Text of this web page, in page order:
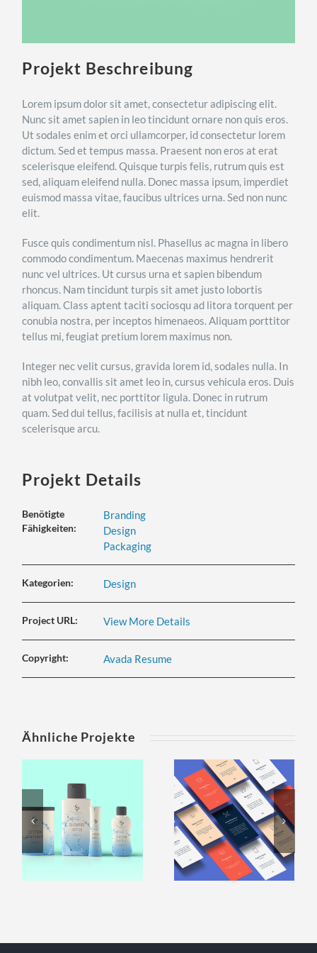
Projekt Beschreibung
Lorem ipsum dolor sit amet, consectetur adipiscing elit.
Nunc sit amet sapien in leo tincidunt ornare non quis eros.
Ut sodales enim et orci ullamcorper, id consectetur lorem
dictum. Sed et tempus massa. Praesent non eros at erat
scelerisque eleifend. Quisque turpis felis, rutrum quis est
sed, aliquam eleifend nulla. Donec massa ipsum, imperdiet
euismod massa vitae, faucibus ultrices urna. Sed non nunc
elit.
Fusce quis condimentum nisl. Phasellus ac magna in libero
commodo condimentum. Maecenas maximus hendrerit
nunc vel ultrices. Ut cursus urna et sapien bibendum
rhoncus. Nam tincidunt turpis sit amet justo lobortis
aliquam. Class aptent taciti sociosqu ad litora torquent per
conubia nostra, per inceptos himenaeos. Aliquam porttitor
tellus mi, feugiat pretium lorem maximus non.
Integer nec velit cursus, gravida lorem id, sodales nulla. In
nibh leo, convallis sit amet leo in, cursus vehicula eros. Duis
at volutpat velit, nec porttitor ligula. Donec in rutrum
quam. Sed dui tellus, facilisis at nulla et, tincidunt
scelerisque arcu.
Projekt Details
Benötigte
Fähigkeiten:
Branding
Design
Packaging
Kategorien: Design
Project URL: View More Details
Copyright: Avada Resume
Ähnliche Projekte